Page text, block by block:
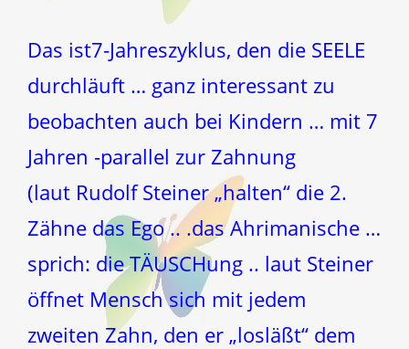
Das ist7-Jahreszyklus, den die SEELE
durchläuft … ganz interessant zu
beobachten auch bei Kindern … mit 7
Jahren -parallel zur Zahnung
(laut Rudolf Steiner „halten“ die 2.
Zähne das Ego .. .das Ahrimanische …
sprich: die TÄUSCHung .. laut Steiner
öffnet Mensch sich mit jedem
zweiten Zahn, den er „losläßt“ dem